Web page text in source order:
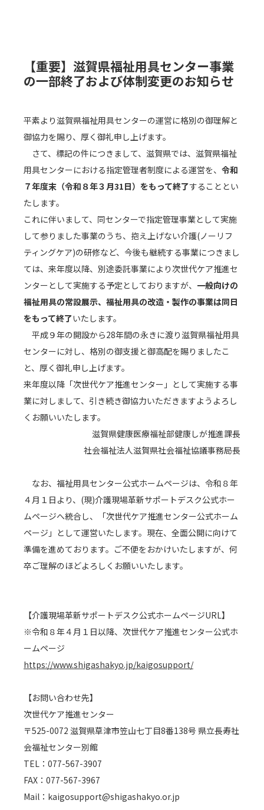
【重要】滋賀県福祉用具センター事業
の一部終了および体制変更のお知らせ
平素より滋賀県福祉用具センターの運営に格別の御理解と
御協力を賜り、厚く御礼申し上げます。
さて、標記の件につきまして、滋賀県では、滋賀県福祉
用具センターにおける指定管理者制度による運営を、 令和
７年度末（令和８年３月31日）をもって終了することとい
たします。
これに伴いまして、同センターで指定管理事業として実施
して参りました事業のうち、抱え上げない介護(ノーリフ
ティングケア)の研修など、今後も継続する事業につきまし
ては、来年度以降、別途委託事業により次世代ケア推進セ
ンターとして実施する予定としておりますが、 一般向けの
福祉用具の常設展示、福祉用具の改造・製作の事業は同日
をもって終了いたします。
平成９年の開設から28年間の永きに渡り滋賀県福祉用具
センターに対し、格別の御支援と御高配を賜りましたこ
と、厚く御礼申し上げます。
来年度以降「次世代ケア推進センター」として実施する事
業に対しまして、引き続き御協力いただきますようよろし
くお願いいたします。
滋賀県健康医療福祉部健康しが推進課長
社会福祉法人滋賀県社会福祉協議事務局長
なお、福祉用具センター公式ホームページは、令和８年
４月１日より、(現)介護現場革新サポートデスク公式ホー
ムページへ統合し、「次世代ケア推進センター公式ホーム
ページ」として運営いたします。現在、全面公開に向けて
準備を進めております。ご不便をおかけいたしますが、何
卒ご理解のほどよろしくお願いいたします。
【介護現場革新サポートデスク公式ホームページURL】
※令和８年４月１日以降、次世代ケア推進センター公式ホ
ームページ
https://www.shigashakyo.jp/kaigosupport/
【お問い合わせ先】
次世代ケア推進センター
〒525-0072 滋賀県草津市笠山七丁目8番138号 県立長寿社
会福祉センター別館
TEL：077-567-3907
FAX：077-567-3967
Mail：kaigosupport@shigashakyo.or.jp
福祉用具のこと、
実際に来て、
見て、ふれて
みませんか。
2026/04/01 水曜日
【重要】令和８年
見学受付中
約600点の福祉用具を展示しています。お気軽にお問
個人のお客様
団体のお客様
滋賀県福祉用具センターに
来て、見て、ふれる。
見学を
ご希望の方へ
CLICK!